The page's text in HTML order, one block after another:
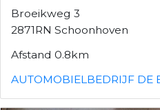
Broeikweg 3
2871RN Schoonhoven
Afstand 0.8km
AUTOMOBIELBEDRIJF